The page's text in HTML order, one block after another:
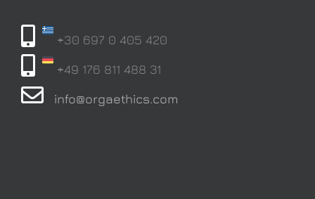
+30 697 0 405 420
+49 176 811 488 31
info@orgaethics.com